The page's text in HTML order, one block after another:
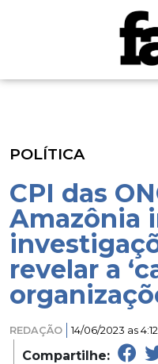
POLÍTICA
CPI das
Amazônia
revelar a
REDAÇÃO 14/06/2023 as
Compartilhe: